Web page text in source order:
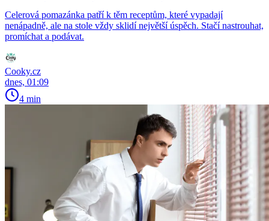
Celerová pomazánka patří k těm receptům, které vypadají
nenápadně, ale na stole vždy sklidí největší úspěch. Stačí nastrouhat,
promíchat a podávat.
Cooky.cz
dnes, 01:09
4 min